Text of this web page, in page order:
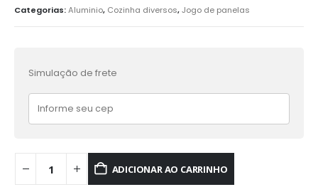
Categorias:Aluminio, Cozinha diversos,Jogo de panelas
Simulação de frete
ADICIONAR AO CARRINHO